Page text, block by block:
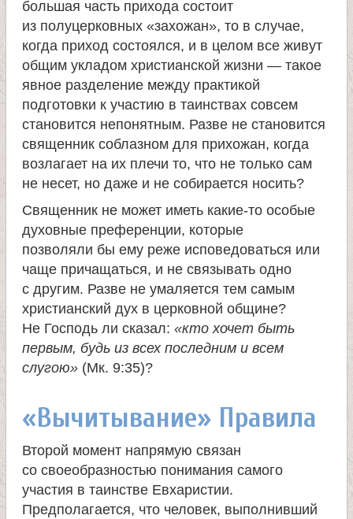
большая часть прихода состоит
из полуцерковных «захожан», то в случае,
когда приход состоялся, и в целом все живут
общим укладом христианской жизни — такое
явное разделение между практикой
подготовки к участию в таинствах совсем
становится непонятным. Разве не становится
священник соблазном для прихожан, когда
возлагает на их плечи то, что не только сам
не несет, но даже и не собирается носить?
Священник не может иметь какие-то особые
духовные преференции, которые
позволяли бы ему реже исповедоваться или
чаще причащаться, и не связывать одно
с другим. Разве не умаляется тем самым
христианский дух в церковной общине?
Не Господь ли сказал: «кто хочет быть
первым, будь из всех последним и всем
слугою» (Мк. 9:35)?
«Вычитывание» Правила
Второй момент напрямую связан
со своеобразностью понимания самого
участия в таинстве Евхаристии.
Предполагается, что человек, выполнивший